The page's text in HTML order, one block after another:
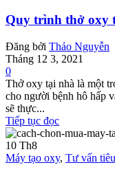
Quy trình thở oxy
Đăng bởi Thảo Nguyễn
Tháng 12 3, 2021
0
Thở oxy tại nhà là một
cho người bệnh hô hấp
sẽ thực...
Tiếp tục đọc
10 Th8
Máy tạo oxy, Tư vấn